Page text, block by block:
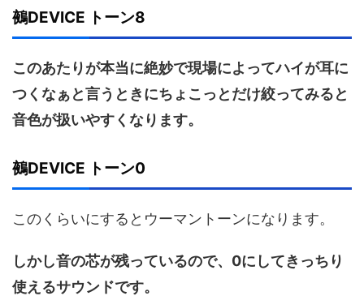
鵺DEVICE トーン8
このあたりが本当に絶妙で現場によってハイが耳に
つくなぁと言うときにちょこっとだけ絞ってみると
音色が扱いやすくなります。
鵺DEVICE トーン0
このくらいにするとウーマントーンになります。
しかし音の芯が残っているので、0にしてきっちり
使えるサウンドです。